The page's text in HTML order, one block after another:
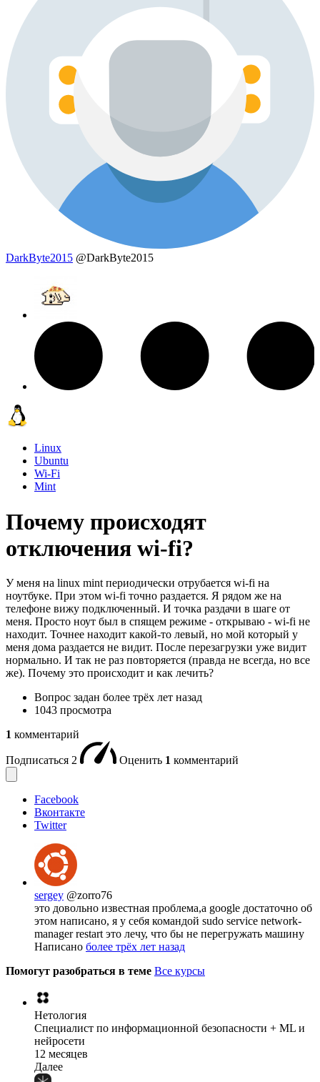
DarkByte2015 @DarkByte2015
Linux
Ubuntu
Wi-Fi
Mint
Почему происходят
отключения wi-fi?
У меня на linux mint периодически отрубается wi-fi на
ноутбуке. При этом wi-fi точно раздается. Я рядом же на
телефоне вижу подключенный. И точка раздачи в шаге от
меня. Просто ноут был в спящем режиме - открываю - wi-fi не
находит. Точнее находит какой-то левый, но мой который у
меня дома раздается не видит. После перезагрузки уже видит
нормально. И так не раз повторяется (правда не всегда, но все
же). Почему это происходит и как лечить?
Вопрос задан более трёх лет назад
1043 просмотра
1 комментарий
Подписаться 2 Оценить 1 комментарий
Facebook
Вконтакте
Twitter
sergey @zorro76
это довольно известная проблема,а google достаточно об
этом написано, я у себя командой sudo service network-
manager restart это лечу, что бы не перегружать машину
Написано более трёх лет назад
Помогут разобраться в теме Все курсы
Нетология
Специалист по информационной безопасности + ML и
нейросети
12 месяцев
Далее